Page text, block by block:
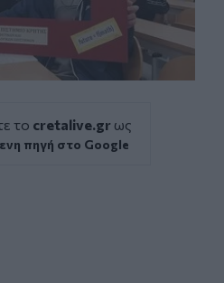
το cretalive.gr ως
πηγή στο Google